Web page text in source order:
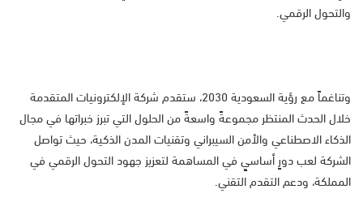
والتحول الرقمي.
وتناغماً مع رؤية السعودية 2030، ستقدم شركة الإلكترونيات المتقدمة
خلال الحدث المنتظر مجموعةً واسعةً من الحلول التي تبرز خبراتها في مجال
الذكاء الاصطناعي والأمن السيبراني وتقنيات المدن الذكية، حيث تواصل
الشركة لعب دورٍ أساسيٍ في المساهمة لتعزيز جهود التحول الرقمي في
المملكة، ودعم التقدم التقني.